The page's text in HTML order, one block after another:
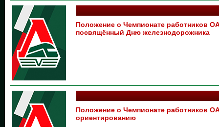
Положение о Чемпионате работников
посвящённый Дню железнодорожника
Положение о Чемпионате работников
ориентированию